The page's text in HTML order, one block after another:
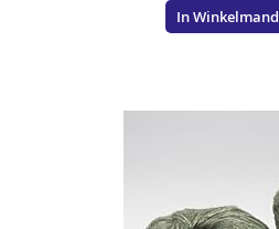
In Winkelmand